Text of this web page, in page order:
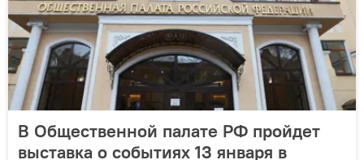
В Общественной палате РФ пройдет
выставка о событиях 13 января в